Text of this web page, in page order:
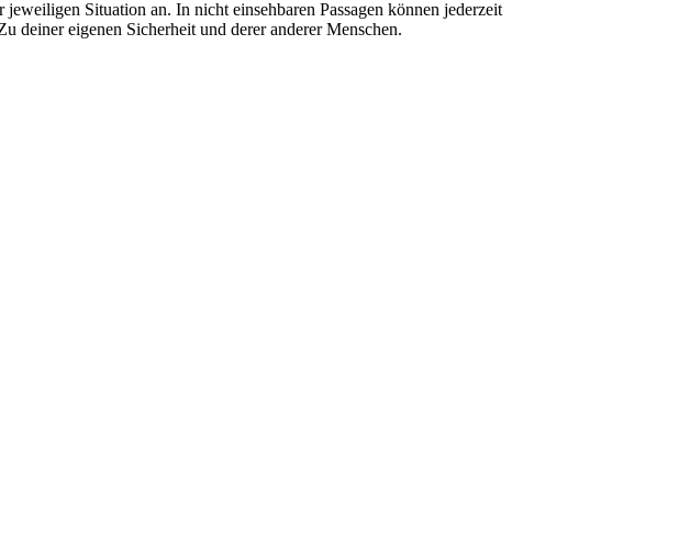
Situation an. In nicht einsehbaren Passagen können jederzeit
deiner eigenen Sicherheit und derer anderer Menschen.